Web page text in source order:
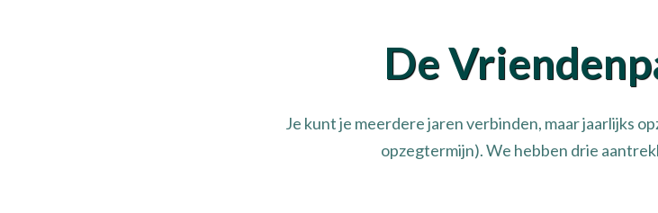
De
Je kunt je meerdere jaren verbinden, maar jaarlijks
opzegtermijn). We hebben drie